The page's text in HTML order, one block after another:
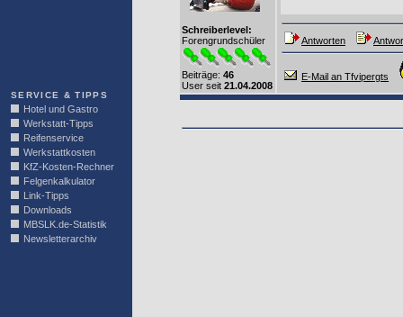
SERVICE & TIPPS
Hotel und Gastro
Werkstatt-Tipps
Reifenservice
Werkstattkosten
KfZ-Kosten-Rechner
Felgenkalkulator
Link-Tipps
Downloads
MBSLK.de-Statistik
Newsletterarchiv
Schreiberlevel:
Forengrundschüler
Beiträge: 46
User seit 21.04.2008
Antworten
E-Mail an Tfvipergts